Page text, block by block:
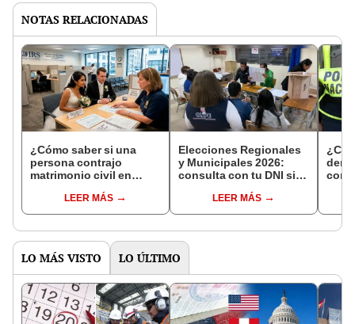
NOTAS RELACIONADAS
¿Cómo saber si una
persona contrajo
matrimonio civil en
LEER MÁS
Elecciones Regionales
y Municipales 2026:
consulta con tu DNI si
de mesa para este 4 de
octubre en el link oficial
LEER MÁS
con
LO MÁS VISTO LO ÚLTIMO